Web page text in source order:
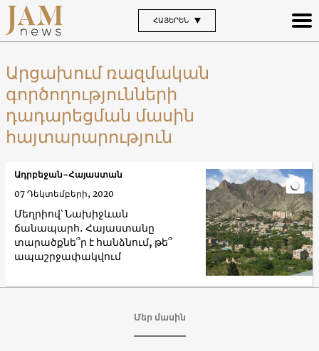
ՀԱՅԵՐԵՆ
Արցախում ռազմական
գործողությունների
դադարեցման մասին
հայտարարություն
Մեղրիով՝ Նախիջևան
ճանապարհ․ Հայաստանը
տարածքնե՞ր է հանձնում, թե՞
ապաշրջափակվում
Ադրբեջան-Հայաստան
07 Դեկտեմբերի, 2020
Մեր մասին